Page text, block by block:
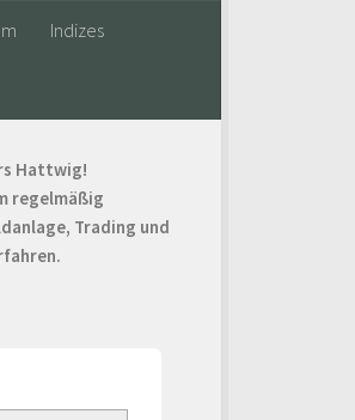
Indizes
Hattwig!
regelmäßig
Trading und